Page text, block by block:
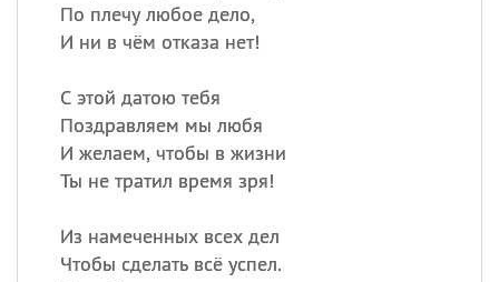
По плечу любое дело,
И ни в чём отказа нет!
С этой датою тебя
Поздравляем мы любя
И желаем, чтобы в жизни
Ты не тратил время зря!
Из намеченных всех дел
Чтобы сделать всё успел.